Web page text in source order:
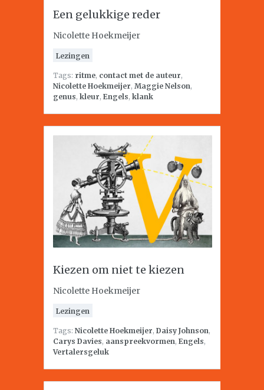
Een gelukkige reder
Nicolette Hoekmeijer
Lezingen
Tags: ritme, contact met de auteur,
Nicolette Hoekmeijer, Maggie Nelson,
genus, kleur, Engels, klank
Kiezen om niet te kiezen
Nicolette Hoekmeijer
Lezingen
Tags: Nicolette Hoekmeijer, Daisy Johnson,
Carys Davies, aanspreekvormen, Engels,
Vertalersgeluk